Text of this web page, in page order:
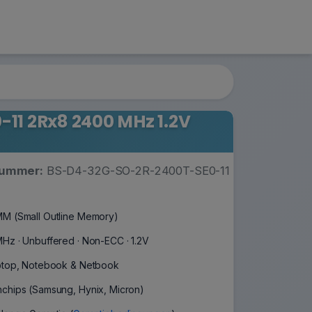
2Rx8 2400 MHz 1.2V
BS-D4-32G-SO-2R-2400T-SE0-11
(Small Outline Memory)
· Unbuffered · Non-ECC · 1.2V
Notebook & Netbook
(Samsung, Hynix, Micron)